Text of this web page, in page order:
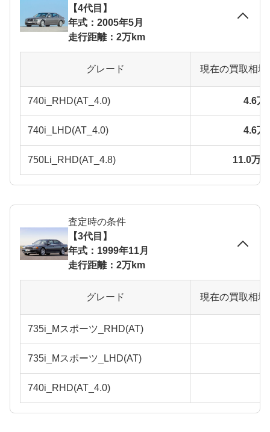
【4代目】
年式：2005年5月
走行距離：2万km
グレード 現在の買取相
740i_RHD(AT_4.0) 4.6万
740i_LHD(AT_4.0) 4.6万
750Li_RHD(AT_4.8) 11.0万
査定時の条件
【3代目】
年式：1999年11月
走行距離：2万km
グレード 現在の買取相
735i_Mスポーツ_RHD(AT)
735i_Mスポーツ_LHD(AT)
740i_RHD(AT_4.0)